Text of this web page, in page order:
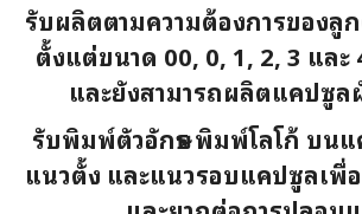
รับผลิตตามความต้องการของลู
ตั้งแต่ขนาด 00, 0, 1, 2, 3 และ
และยังสามารถผลิตแคปซูล
รับพิมพ์ตัวอักษร พิมพ์โลโก้ บน
แนวตั้ง และแนวรอบแคปซูลเพื่